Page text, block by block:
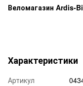
Веломагазин Ardis-
Характеристики
Артикул